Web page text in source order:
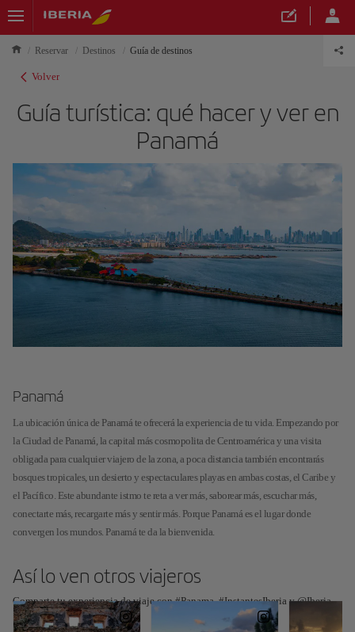
Reservar Destinos Guía de destinos
Volver
Guía turística: qué hacer y ver en
Panamá
Panamá
La ubicación única de Panamá te ofrecerá la experiencia de tu vida. Empezando por
la Ciudad de Panamá, la capital más cosmopolita de Centroamérica y una visita
obligada para cualquier viajero de la zona, a poca distancia también encontrarás
bosques tropicales, un desierto y espectaculares playas en ambas costas, el Caribe y
el Pacífico. Este abundante istmo te reta a ver más, saborear más, escuchar más,
conectarte más, recargarte más y sentir más. Porque Panamá es el lugar donde
convergen los mundos. Panamá te da la bienvenida.
Así lo ven otros viajeros
Comparte tu experiencia de viaje con #Panama, #InstantesIberia y @Iberia